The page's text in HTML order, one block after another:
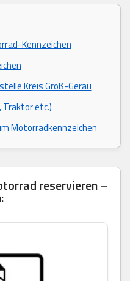
Kennzeichen
Kreis Groß-Gerau
Traktor etc.)
Motorradkennzeichen
reservieren –